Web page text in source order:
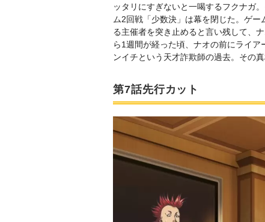
ッタリにすぎないと一喝するフクナガ
ム2回戦「少数決」は幕を閉じた。ゲ
る主催者を突き止めると言い残して、
ら1週間が経った頃、ナオの前にライ
ンイチという天才詐欺師の過去。その
第7話先行カット